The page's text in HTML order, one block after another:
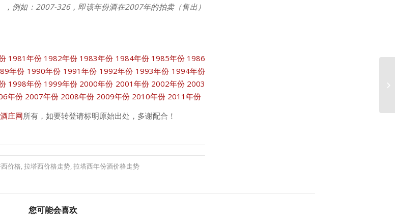
，例如：2007-326，即该年份酒在2007年的拍卖（售出）
1981年份 1982年份 1983年份 1984年份 1985年份 1986
年份 1990年份 1991年份 1992年份 1993年份 1994年份
1998年份 1999年份 2000年份 2001年份 2002年份 2003
年份 2007年份 2008年份 2009年份 2010年份 2011年份
酒庄网所有，如要转登请标明原始出处，多谢配合！
价格,拉塔西价格走势,拉塔西年份酒价格走势
您可能会喜欢